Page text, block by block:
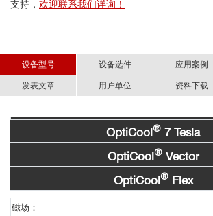
支持， 欢迎联系我们详询！
设备型号 设备选件 应用案例
发表文章 用户单位 资料下载
OptiCool® 7 Tesla
OptiCool®Vector
OptiCool®Flex
磁场：
样品舱
用户
■ Nature Commun：MnBi2Te4
超快测量
1、时间分辨MOKE测量数据举例
国内用户举例：（排名不分先后）
清华大学
中国科学技术大学
中国科学院大连化学物理研究所
超精准全开放强磁场低温光学研究平台-
OptiCool 超精准全开放强磁场低
台